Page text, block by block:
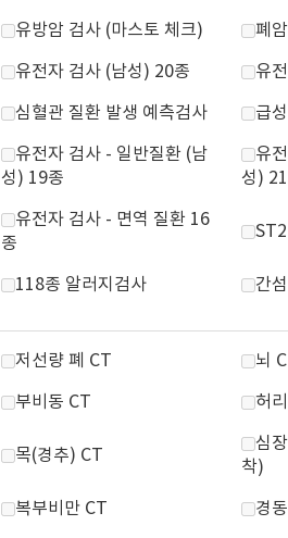
유방암 검사 (마스토 체크) 폐
유전자 검사 (남성) 20종 유
심혈관 질환 발생 예측검사 급
유전자 검사 - 일반질환 (남
성) 19종
유
성)
유전자 검사 - 면역 질환 16
종
118종 알러지검사 간
저선량 폐 CT 뇌
부비동 CT 허
목(경추) CT
심
착)
복부비만 CT 경